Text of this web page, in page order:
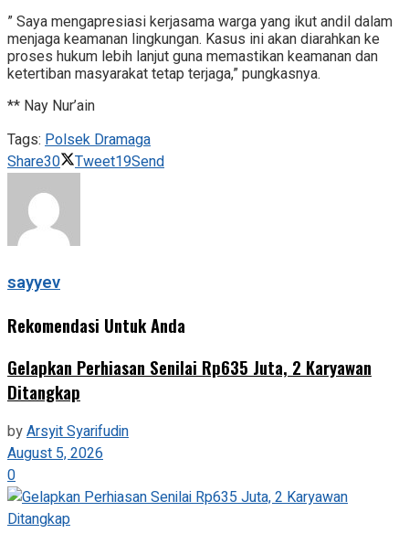
” Saya mengapresiasi kerjasama warga yang ikut andil dalam
menjaga keamanan lingkungan. Kasus ini akan diarahkan ke
proses hukum lebih lanjut guna memastikan keamanan dan
ketertiban masyarakat tetap terjaga,” pungkasnya.
** Nay Nur’ain
Tags: Polsek Dramaga
Share30 Tweet19Send
sayyev
Rekomendasi Untuk Anda
Gelapkan Perhiasan Senilai Rp635 Juta, 2 Karyawan
Ditangkap
byArsyit Syarifudin
August 5, 2026
0